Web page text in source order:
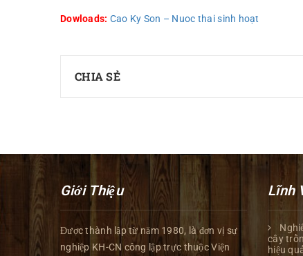
Dowloads: Cao Ky Son – Nuoc thai sinh hoạt
CHIA SẺ
Giới Thiệu
Được thành lập từ năm 1980, là đơn vị sự
nghiệp KH-CN công lập trực thuộc Viện
Lĩnh
cây
hiệu